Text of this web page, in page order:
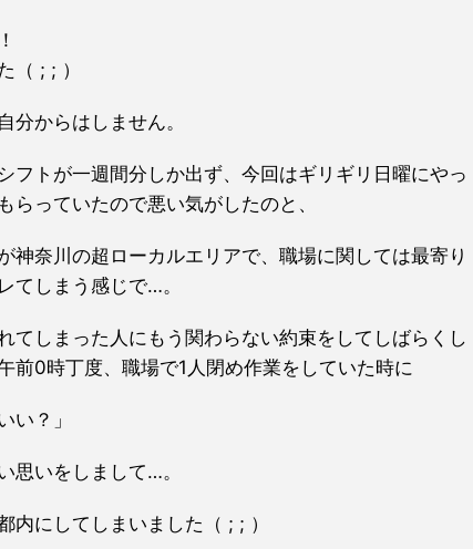
（ ; ; ）
分からはしません。
フトが一週間分しか出ず、今回はギリギリ日曜にやっ
らっていたので悪い気がしたのと、
神奈川の超ローカルエリアで、職場に関しては最寄り
てしまう感じで…。
てしまった人にもう関わらない約束をしてしばらくし
前0時丁度、職場で1人閉め作業をしていた時に
い？」
思いをしまして…。
内にしてしまいました（ ; ; ）